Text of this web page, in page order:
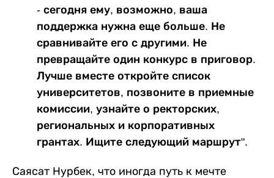
- сегодня ему, возможно, ваша
поддержка нужна еще больше. Не
сравнивайте его с другими. Не
превращайте один конкурс в приговор.
Лучше вместе откройте список
университетов, позвоните в приемные
комиссии, узнайте о ректорских,
региональных и корпоративных
грантах. Ищите следующий маршрут".
Саясат Нурбек, что иногда путь к мечте